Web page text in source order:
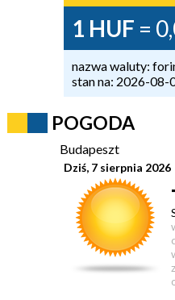
1 HUF =
nazwa waluty:
stan na: 2026-08-
POGODA
Budapeszt
Dziś, 7 sierpnia 2026